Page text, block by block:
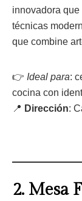
innovadora
técnicas
que combine
👉 Ideal para:
cocina con
📍 Dirección:
2. Mesa